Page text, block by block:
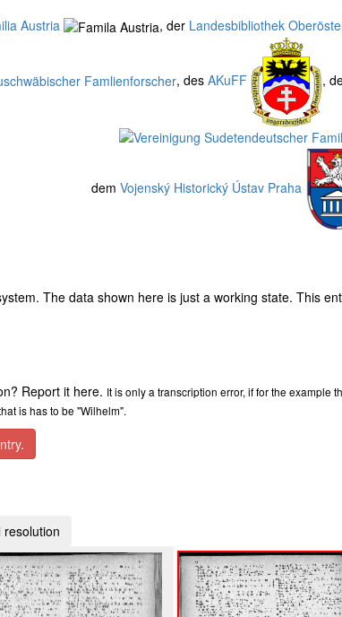
Austria , der Landesbibliothek
, des AKuFF ,
demVojenský Historický Ústav Praha
The data shown here is just a working state. This
Report it here. It is only a transcription error, if for the example
is has to be "Wilhelm".